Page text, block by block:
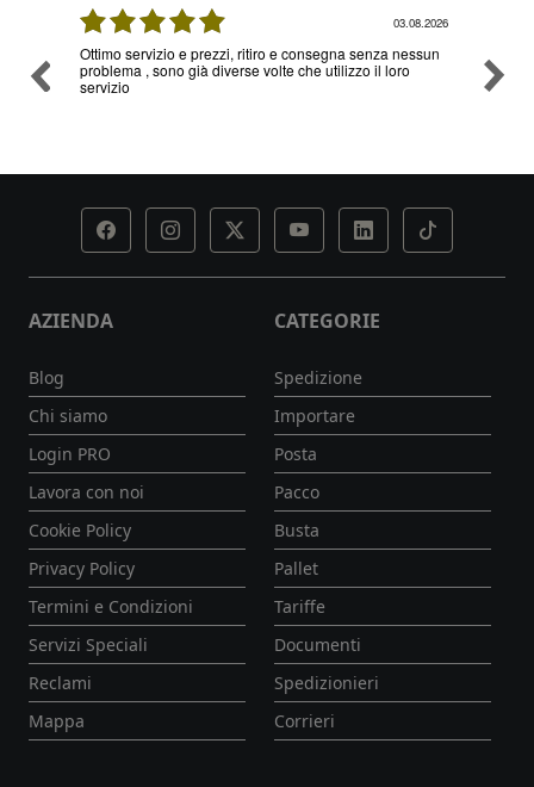
03.08.2026
Ottimo servizio e prezzi, ritiro e consegna senza nessun
problema , sono già diverse volte che utilizzo il loro
servizio
AZIENDA
Blog
Chi siamo
Login PRO
Lavora con noi
Cookie Policy
Privacy Policy
Termini e Condizioni
Servizi Speciali
Reclami
Mappa
CATEGORIE
Spedizione
Importare
Posta
Pacco
Busta
Pallet
Tariffe
Documenti
Spedizionieri
Corrieri